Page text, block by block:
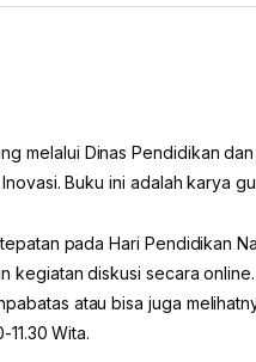
melalui Dinas Pendidikan
Buku ini adalah karya
pada Hari Pendidikan
kegiatan diskusi secara
atau bisa juga
Wita.